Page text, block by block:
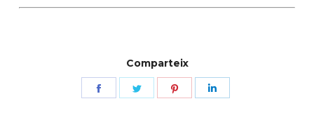
Comparteix
Share
Share
Share